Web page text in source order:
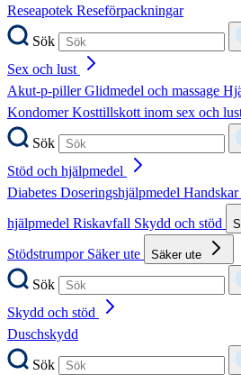
Reseapotek Reseförpackningar
Sök
Sex och lust
Akut-p-pillerGlidmedel och massage
KondomerKosttillskott inom sex och
Sök
Stöd och hjälpmedel
Diabetes Doseringshjälpmedel Handskar
hjälpmedel Riskavfall Skydd och stöd
Stödstrumpor Säker ute Säker ute
Sök
Skydd och stöd
Duschskydd
Sök